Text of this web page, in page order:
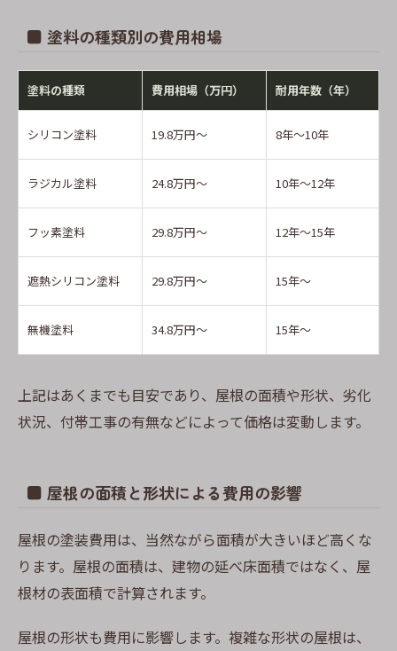
■ 塗料の種類別の費用相場
塗料の種類 費用相場（万円） 耐用年数（年）
シリコン塗料 19.8万円～ 8年～10年
ラジカル塗料 24.8万円～ 10年～12年
フッ素塗料 29.8万円～ 12年～15年
遮熱シリコン塗料 29.8万円～ 15年～
無機塗料 34.8万円～ 15年～
上記はあくまでも目安であり、屋根の面積や形状、劣化
状況、付帯工事の有無などによって価格は変動します。
■ 屋根の面積と形状による費用の影響
屋根の塗装費用は、当然ながら面積が大きいほど高くな
ります。屋根の面積は、建物の延べ床面積ではなく、屋
根材の表面積で計算されます。
屋根の形状も費用に影響します。複雑な形状の屋根は、